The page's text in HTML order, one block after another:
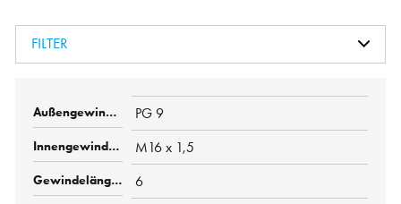
FILTER
PG 9
M16 x 1,5
6